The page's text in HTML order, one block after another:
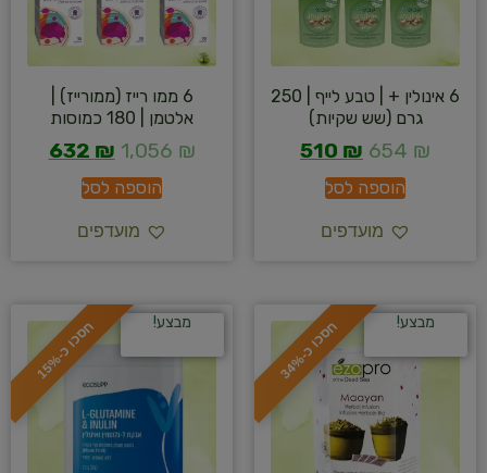
6 אינולין + | טבע לייף | 250
גרם (שש שקיות)
654 ₪
510 ₪
הוספה לסל
מועדפים
6 ממו רייז (ממורייז) |
אלטמן | 180 כמוסות
1,056 ₪
632 ₪
הוספה לסל
מועדפים
ח
ס
כ
ו
כ
-
3
4
% מבצע! ח
ס
כ
ו
כ
-
1
5
% מבצע!